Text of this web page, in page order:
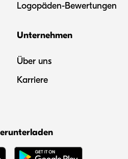
Logopäden-Bewertungen
Unternehmen
Über uns
Karriere